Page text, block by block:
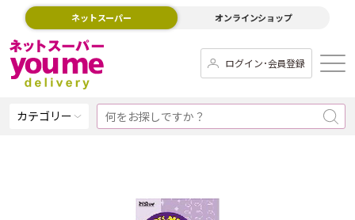
ネットスーパー オンラインショップ
ログイン･会員登録
カテゴリー